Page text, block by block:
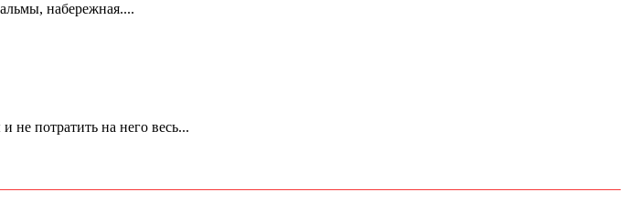
набережная....
не потратить на него весь...